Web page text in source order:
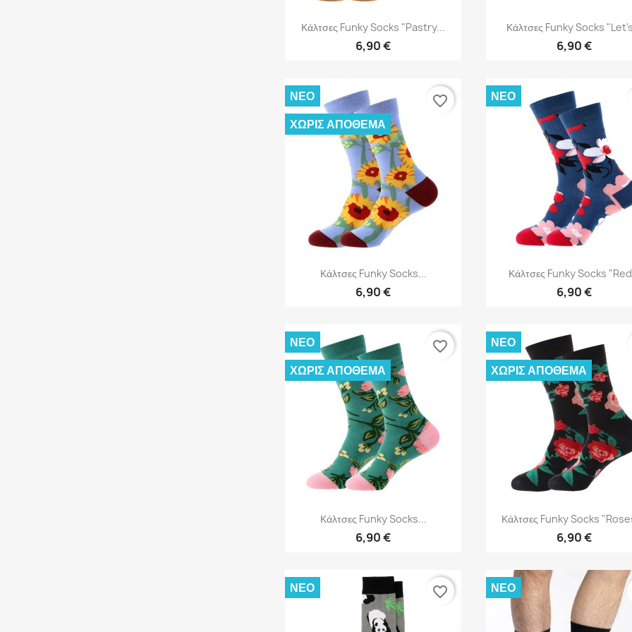
Γρήγορη προβολή
Κάλτσες Funky Socks "Pastry...
6,90 €
Γρήγορη προβολή
Κάλτσες Funky Socks
6,90 €
Γρήγορη προβολή
Κάλτσες Funky Socks...
6,90 €
ΝΈΟ
ΧΩΡΊΣ ΑΠΌΘΕΜΑ
favorite_border
Γρήγορη προβολή
Κάλτσες Funky Socks
6,90 €
ΝΈΟ
Γρήγορη προβολή
Κάλτσες Funky Socks...
6,90 €
ΝΈΟ
ΧΩΡΊΣ ΑΠΌΘΕΜΑ
favorite_border
Γρήγορη προβολή
Κάλτσες Funky Socks
6,90 €
ΝΈΟ
ΧΩΡΊΣ ΑΠΌΘΕΜΑ
ΝΈΟ favorite_border ΝΈΟ